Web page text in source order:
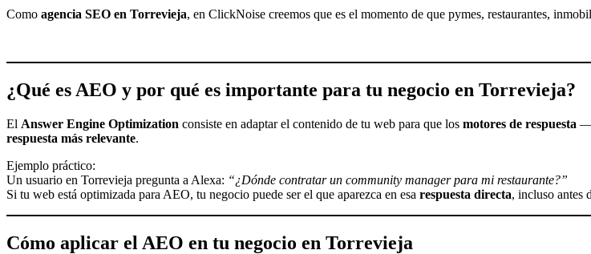
Como agencia SEO en Torrevieja, en ClickNoise creemos que es el momento de que pymes, restaurantes,
¿Qué es AEO y por qué es importante para tu negocio en Torrevieja?
El Answer Engine Optimization consiste en adaptar el contenido de tu web para que los motores de respuesta
respuesta más relevante.
Ejemplo práctico:
Un usuario en Torrevieja pregunta a Alexa: “¿Dónde contratar un community manager para mi restaurante?”
Si tu web está optimizada para AEO, tu negocio puede ser el que aparezca en esa respuesta directa, incluso antes
Cómo aplicar el AEO en tu negocio en Torrevieja